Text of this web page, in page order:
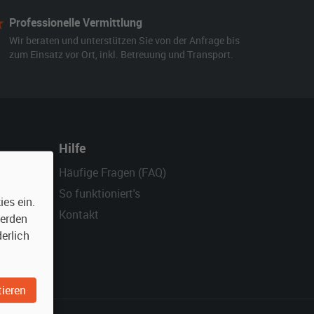
Professionelle Vermittlung
Wir beraten und unterstützen Sie von der Anfrage bis
zum Einsatz vor Ort, inkl. Betreuung und Transport.
Hilfe
Häufige Fragen (FAQ)
So funktioniert's
Kontakt
ein.